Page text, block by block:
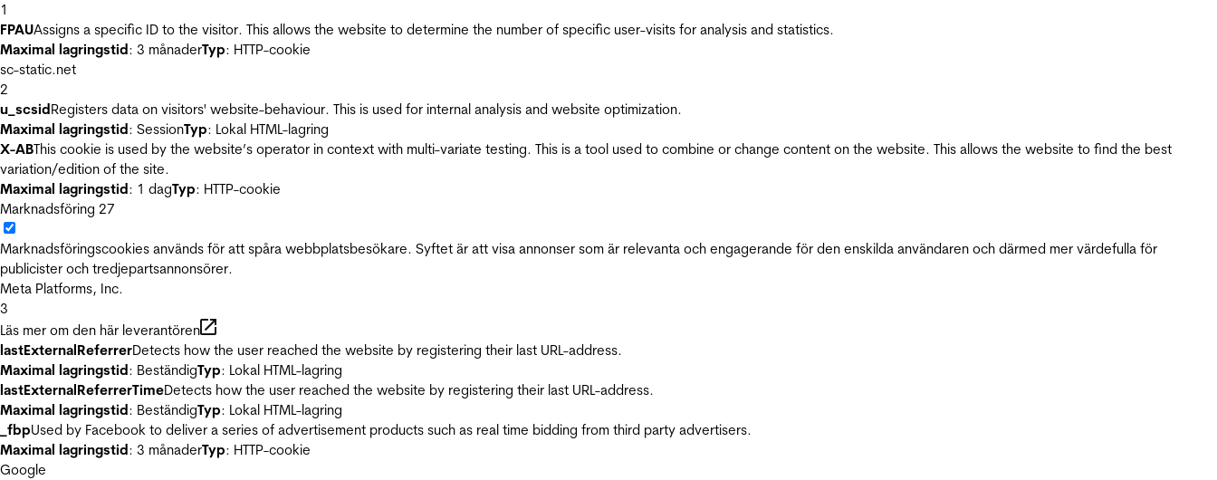
1
FPAUAssigns a specific ID to the visitor. This allows the website to determine the number of specific user-visits for analysis and statistics.
Maximal lagringstid: 3 månaderTyp: HTTP-cookie
sc-static.net
2
u_scsidRegisters data on visitors' website-behaviour. This is used for internal analysis and website optimization.
Maximal lagringstid: SessionTyp: Lokal HTML-lagring
X-ABThis cookie is used by the website’s operator in context with multi-variate testing. This is a tool used to combine or change content on the website. This allows the website to find the best
variation/edition of the site.
Maximal lagringstid: 1 dagTyp: HTTP-cookie
Marknadsföring 27
Marknadsföringscookies används för att spåra webbplatsbesökare. Syftet är att visa annonser som är relevanta och engagerande för den enskilda användaren och därmed mer värdefulla för
publicister och tredjepartsannonsörer.
Meta Platforms, Inc.
3
Läs mer om den här leverantören
lastExternalReferrerDetects how the user reached the website by registering their last URL-address.
Maximal lagringstid: BeständigTyp: Lokal HTML-lagring
lastExternalReferrerTimeDetects how the user reached the website by registering their last URL-address.
Maximal lagringstid: BeständigTyp: Lokal HTML-lagring
_fbpUsed by Facebook to deliver a series of advertisement products such as real time bidding from third party advertisers.
Maximal lagringstid: 3 månaderTyp: HTTP-cookie
Google